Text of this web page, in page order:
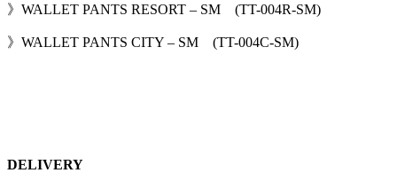
》WALLET PANTS RESORT – SM (TT-004R-SM)
》WALLET PANTS CITY – SM (TT-004C-SM)
DELIVERY